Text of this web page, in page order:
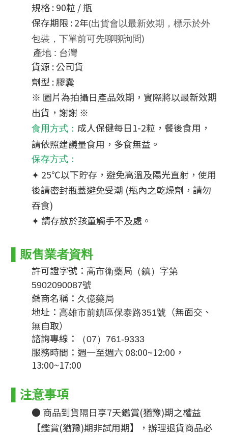
規格 : 90粒 / 瓶
保存期限 : 2年(出貨會以最新效期，標示於外
包裝，下單前可先聊聊詢問)
產地 : 台灣
貨源 : 公司貨
劑型 : 膠囊
※ 圖片為拍攝日產品效期，實際將以最新效期
出貨，謝謝 ※
食用方式 ： 成人保健每日1-2粒，餐後食用，
請依照建議量食用，多食無益。
保存方式 ：
✦ 25℃以下貯存，避免高溫及陽光直射，使用
後請密封瓶蓋避免受潮 (瓶內之乾燥劑，請勿
吞食)
✦ 請存放於孩童觸手不及處。
▌ 販售業者資料
許可證字號： 高市衛藥局（鎮）字第
5902090087號
藥商名稱： 久億藥局
地址： 高雄市前鎮區保泰路351號
（無面交、
無自取）
諮詢專線：
（07）761-9333
服務時間：週一至週六 08:00~12:00，
13:00~17:00
注意事項
● 商品到貨隔日享7天鑑賞(猶豫)期之權益
【鑑賞(猶豫)期非試用期】，辦理退貨商品必